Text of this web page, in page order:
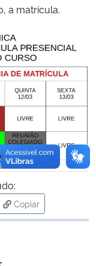
a matrícula.
Copiar
para área de